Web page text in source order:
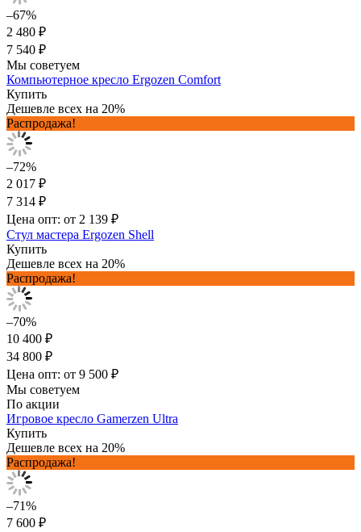
–67%
2 480 ₽
7 540 ₽
Мы советуем
Компьютерное кресло Ergozen Comfort
Купить
Дешевле всех на 20%
Распродажа!
–72%
2 017 ₽
7 314 ₽
Цена опт: от 2 139 ₽
Стул мастера Ergozen Shell
Купить
Дешевле всех на 20%
Распродажа!
–70%
10 400 ₽
34 800 ₽
Цена опт: от 9 500 ₽
Мы советуем
По акции
Игровое кресло Gamerzen Ultra
Купить
Дешевле всех на 20%
Распродажа!
–71%
7 600 ₽